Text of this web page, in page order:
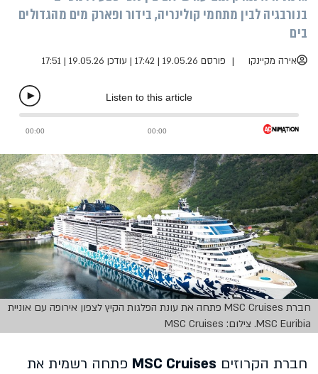
בנורבגיה לבין מתחמי קולינריה, בידור ופארק מים מהגדולים
בים
אירה מקיינקו פורסם 19.05.26 | 17:42 | עודכן 19.05.26 | 17:51
חברת MSC Cruises פתחה את עונת הפלגות הקיץ לצפון אירופה עם אוניית
MSC Euribia. צילום: MSC Cruises
חברת הקרוזים MSC Cruises פתחה רשמית את